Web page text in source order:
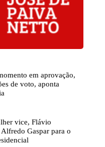
em aprovação,
de voto, aponta
vice, Flávio
Gaspar para o